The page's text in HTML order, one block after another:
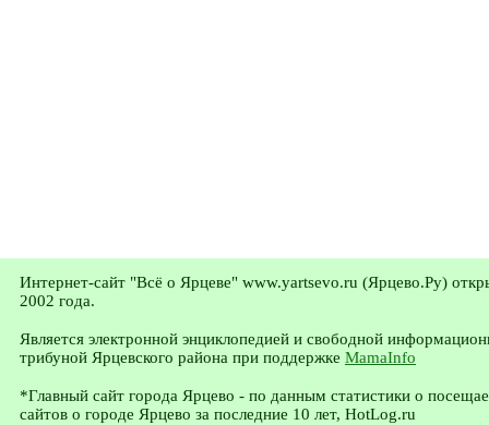
Интернет-сайт "Всё о Ярцеве" www.yartsevo.ru (Ярцево.Ру)
2002 года.
Является электронной энциклопедией и свободной
трибуной Ярцевского района при поддержке MamaInfo
*Главный сайт города Ярцево - по данным статистики о
сайтов о городе Ярцево за последние 10 лет, HotLog.ru